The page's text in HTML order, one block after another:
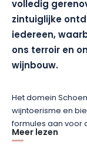
volledig
zintuiglijke
iedereen,
ons terroir en
wijnbouw.
Het domein
wijntoerisme en
formules aan voor
Meer lezen